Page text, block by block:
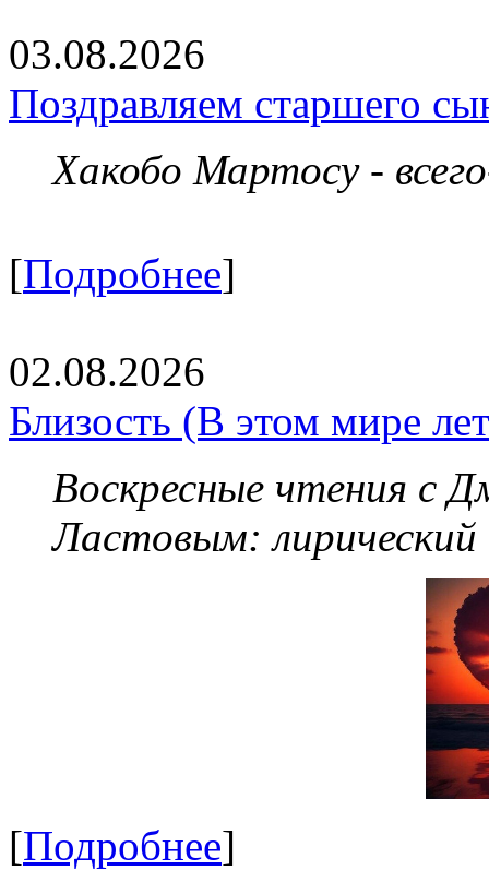
03.08.2026
Поздравляем старшего
Хакобо Мартосу -
[Подробнее]
02.08.2026
Близость (В этом мире
Воскресные чтения с
Ластовым:
[Подробнее]